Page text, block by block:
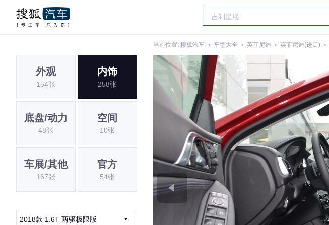
当前位置: 搜狐汽车 ＞ 车型大全 ＞ 英菲尼迪 ＞ 英菲尼迪(进口) ＞
外观
154张
内饰
258张
底盘/动力
48张
空间
10张
车展/其他
167张
官方
54张
2018款 1.6T 两驱极限版